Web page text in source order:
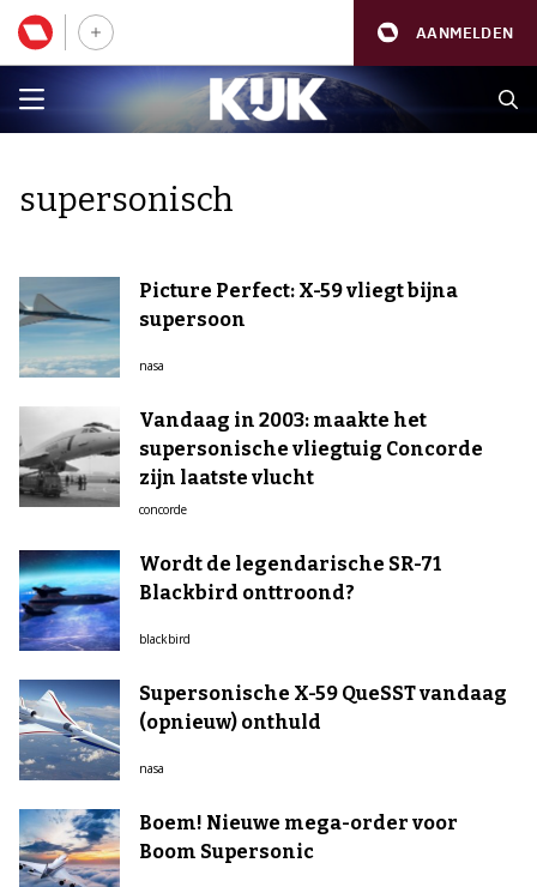
AANMELDEN
supersonisch
Picture Perfect: X-59 vliegt bijna
supersoon
nasa
Vandaag in 2003: maakte het
supersonische vliegtuig Concorde
zijn laatste vlucht
concorde
Wordt de legendarische SR-71
Blackbird onttroond?
blackbird
Supersonische X-59 QueSST vandaag
(opnieuw) onthuld
nasa
Boem! Nieuwe mega-order voor
Boom Supersonic